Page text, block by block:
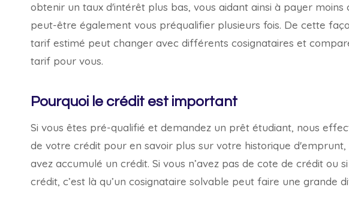
obtenir un taux d'intérêt plus bas, vous aidant ainsi à payer
peut-être également vous préqualifier plusieurs fois. De cette
tarif estimé peut changer avec différents cosignataires et
tarif pour vous.
Pourquoi le crédit est important
Si vous êtes pré-qualifié et demandez un prêt étudiant, nous
de votre crédit pour en savoir plus sur votre historique
avez accumulé un crédit. Si vous n’avez pas de cote de crédit ou
crédit, c’est là qu’un cosignataire solvable peut faire une grande